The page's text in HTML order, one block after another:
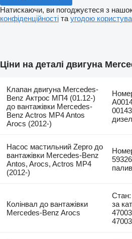
Натискаючи, ви погоджуєтеся з
конфіденційності та угодою
Ціни на деталі двигуна
Клапан двигуна Mercedes-
Benz Актрос МП4 (01.12-)
до вантажівки Mercedes-
Benz Actros MP4 Antos
Arocs (2012-)
Насос мастильний Zepro до
вантажівки Mercedes-Benz
Antos, Arocs, Actros MP4
(2012-)
Колінвал до вантажівки
Mercedes-Benz Arocs
за